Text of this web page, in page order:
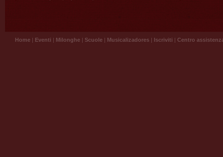
Home | Eventi | Milonghe | Scuole | Musicalizadores | Iscriviti | Centro